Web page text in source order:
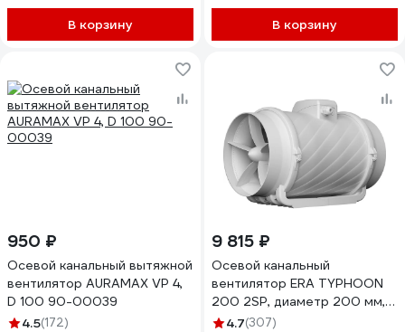
В корзину В корзину
950 ₽
Осевой канальный вытяжной
вентилятор AURAMAX VP 4,
D 100 90-00039
4.5(172)
9 815 ₽
Осевой канальный
вентилятор ERA TYPHOON
200 2SP, диаметр 200 мм,
90-07284
4.7(307)